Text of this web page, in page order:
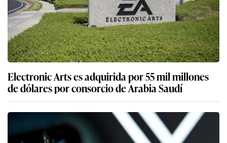
Electronic Arts es adquirida por 55 mil millones
de dólares por consorcio de Arabia Saudí